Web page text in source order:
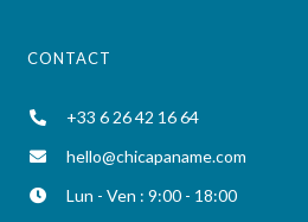
CONTACT
+33 6 26 42 16 64
hello@chicapaname.com
Lun - Ven : 9:00 - 18:00